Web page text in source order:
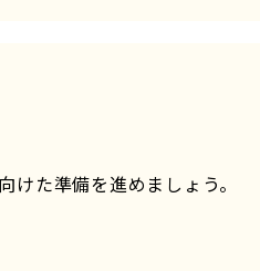
けた準備を進めましょう。